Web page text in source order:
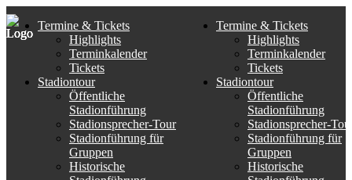
Termine & Tickets
Highlights
Terminkalender
Tickets
Stadiontour
Öffentliche
Stadionführung
Stadionsprecher-Tour
Stadionführung für
Gruppen
Historische
Termine & Tickets
Highlights
Terminkalender
Tickets
Stadiontour
Öffentliche
Stadionführung
Stadionsprecher-
Stadionführung für
Gruppen
Historische